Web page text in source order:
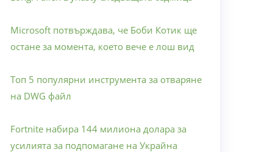
Microsoft потвърждава, че Боби Котик ще
остане за момента, което вече е лош вид
Топ 5 популярни инструмента за отваряне
на DWG файл
Fortnite набира 144 милиона долара за
усилията за подпомагане на Украйна